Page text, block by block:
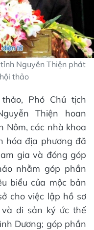
Nguyễn Thiện phát
thảo
Phó Chủ tịch
Thiện hoan
Nôm, các nhà khoa
hóa địa phương đã
gia và đóng góp
nhằm góp phần
biểu của mộc bản
cho việc lập hồ sơ
di sản ký ức thế
Dương; góp phần